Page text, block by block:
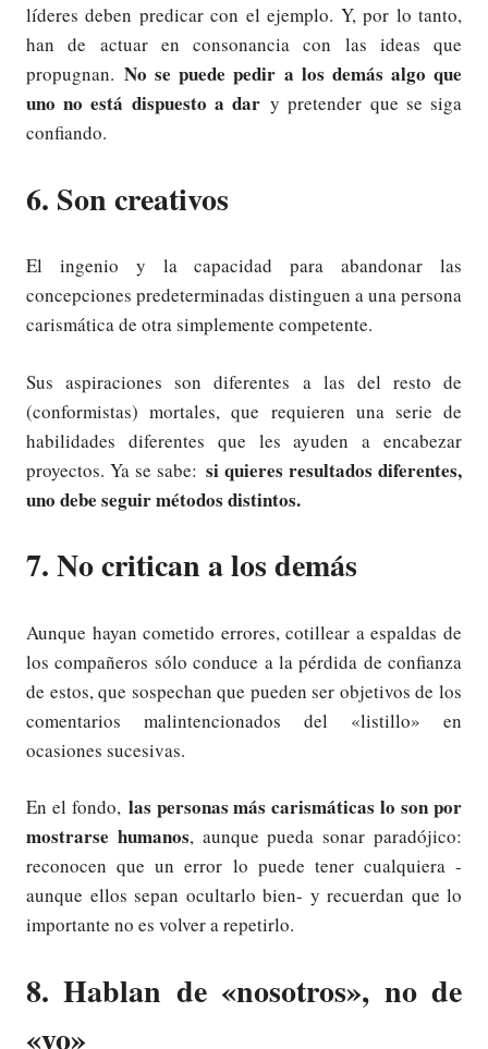
líderes deben predicar con el ejemplo. Y, por lo tanto,
han de actuar en consonancia con las ideas que
propugnan. No se puede pedir a los demás algo que
uno no está dispuesto a dar y pretender que se siga
confiando.
6. Son creativos
El ingenio y la capacidad para abandonar las
concepciones predeterminadas distinguen a una persona
carismática de otra simplemente competente.
Sus aspiraciones son diferentes a las del resto de
(conformistas) mortales, que requieren una serie de
habilidades diferentes que les ayuden a encabezar
proyectos. Ya se sabe: si quieres resultados diferentes,
uno debe seguir métodos distintos.
7. No critican a los demás
Aunque hayan cometido errores, cotillear a espaldas de
los compañeros sólo conduce a la pérdida de confianza
de estos, que sospechan que pueden ser objetivos de los
comentarios malintencionados del «listillo» en
ocasiones sucesivas.
En el fondo,las personas más carismáticas lo son por
mostrarse humanos, aunque pueda sonar paradójico:
reconocen que un error lo puede tener cualquiera -
aunque ellos sepan ocultarlo bien- y recuerdan que lo
importante no es volver a repetirlo.
8. Hablan de «nosotros», no de
«yo»